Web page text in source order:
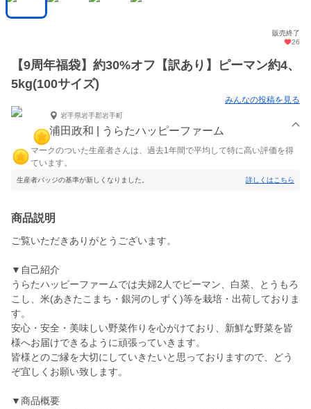
販売終了
26
【9周年福袋】約30%オフ【訳あり】ピーマン約4、
5kg(100サイズ)
みんなの投稿を見る
岩手県岩手郡岩手町
浦田政和 | うらたハッピーファーム
マークのついた生産者さんは、過去1年間で平均して特に高い評価を得
ています。
生産者バッジの基準が新しくなりました。 詳しくはこちら
商品説明
ご覧いただきありがとうございます。
▼自己紹介
うらたハッピーファームでは夫婦2人でピーマン、白菜、とうもろ
こし、米(あきたこまち・銀河のしずく)等を栽培・出荷しておりま
す。
安心・安全・美味しい野菜作りを心がけており、新鮮な野菜を皆
様へお届けできるように頑張っていきます。
皆様とのご縁を大切にしていきたいと思っておりますので、どう
ぞ宜しくお願い致します。
▼商品概要